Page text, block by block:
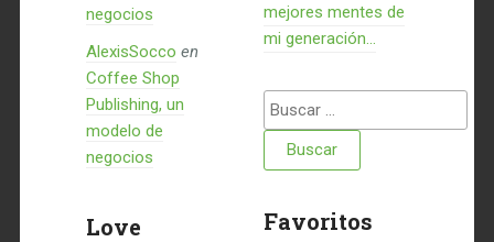
negocios
AlexisSocco en
Coffee Shop
Publishing, un
modelo de
negocios
Love
mejores mentes de
mi generación…
Buscar:
Favoritos